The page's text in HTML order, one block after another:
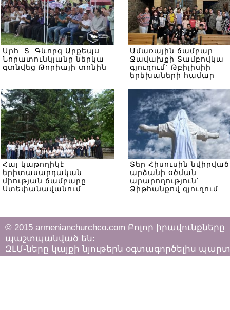
Արհ. Տ. Գևորգ Արքեպս.
Նորատունկյանը ներկա
գտնվեց Թորիայի տոնին
Ամառային ճամբար
Ջավախքի Տամբովկա
գյուղում` Թբիլիսիի
երեխաների համար
Հայ կաթողիկէ
երիտասարդական
միության ճամբարը
Ստեփանավանում
Տեր Հիսուսին նվիրված
արձանի օծման
արարողություն`
Ձիթհանքով գյուղում
© 2015 armenianchurchco.com Բոլոր իրավունքները
պաշտպանված են:
ԶԼՄ-ները կայքի նյութերն օգտագործելիս